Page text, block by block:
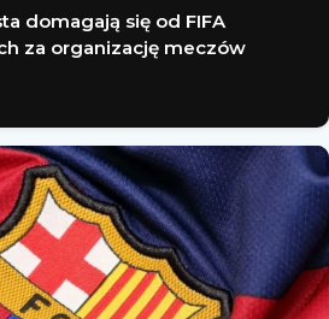
domagają się od FIFA
za organizację meczów